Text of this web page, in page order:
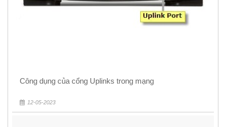
Công dụng của cổng Uplinks trong mạng
12-05-2023